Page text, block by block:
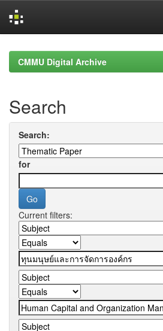
navigationCMMU Digital Archive
Search
Search:
for
Current filters: